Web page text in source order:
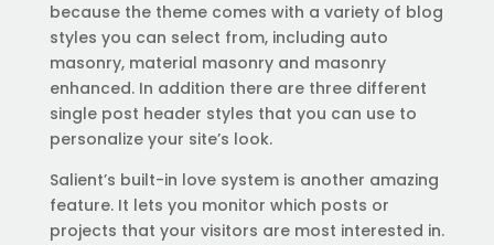
because the theme comes with a variety of blog
styles you can select from, including auto
masonry, material masonry and masonry
enhanced. In addition there are three different
single post header styles that you can use to
personalize your site’s look.
Salient’s built-in love system is another amazing
feature. It lets you monitor which posts or
projects that your visitors are most interested in.